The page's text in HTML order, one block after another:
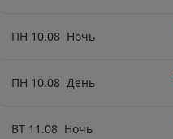
ПН 10.08 Ночь
ПН 10.08 День
ВТ 11.08 Ночь